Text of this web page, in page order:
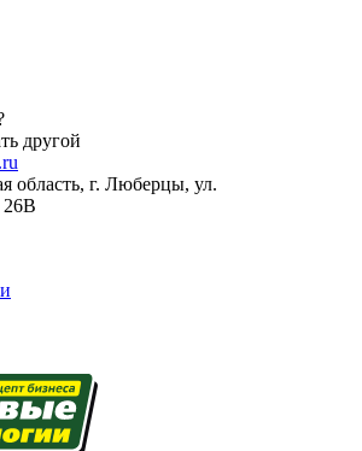
другой
область, г. Люберцы, ул.
26В